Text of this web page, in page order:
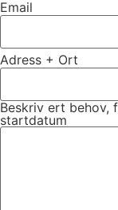
Email
Adress + Ort
Beskriv ert behov,
startdatum